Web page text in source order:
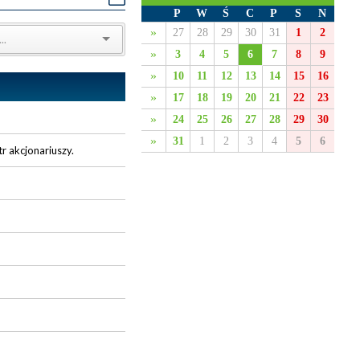
akcjonariuszy.
» 27 28 29 30 31 1 2
» 3 4 5 6 7 8 9
» 10 11 12 13 14 15 16
» 17 18 19 20 21 22 23
» 24 25 26 27 28 29 30
» 31 1 2 3 4 5 6
P W Ś C P S N